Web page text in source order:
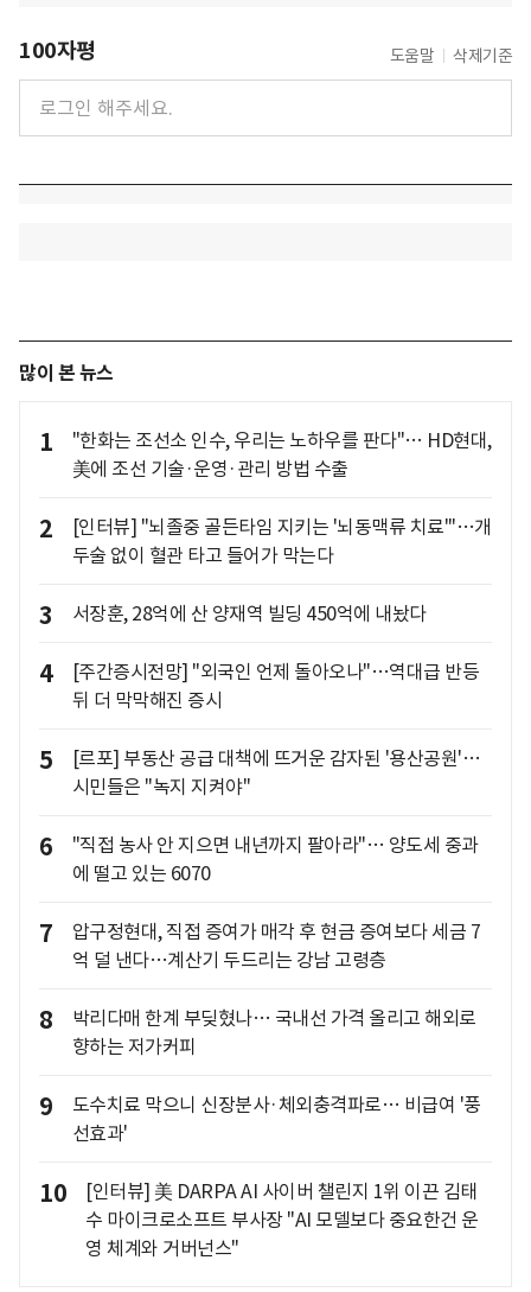
100자평 도움말 삭제기준
많이 본 뉴스
1
"한화는 조선소 인수, 우리는 노하우를 판다"… HD현대,
美에 조선 기술·운영·관리 방법 수출
2
[인터뷰] "뇌졸중 골든타임 지키는 '뇌동맥류 치료'"…개
두술 없이 혈관 타고 들어가 막는다
3 서장훈, 28억에 산 양재역 빌딩 450억에 내놨다
4
[주간증시전망] "외국인 언제 돌아오나"…역대급 반등
뒤 더 막막해진 증시
5
[르포] 부동산 공급 대책에 뜨거운 감자된 '용산공원'…
시민들은 "녹지 지켜야"
6
"직접 농사 안 지으면 내년까지 팔아라"… 양도세 중과
에 떨고 있는 6070
7
압구정현대, 직접 증여가 매각 후 현금 증여보다 세금 7
억 덜 낸다…계산기 두드리는 강남 고령층
8
박리다매 한계 부딪혔나… 국내선 가격 올리고 해외로
향하는 저가커피
9
도수치료 막으니 신장분사·체외충격파로… 비급여 '풍
선효과'
10
[인터뷰] 美 DARPA AI 사이버 챌린지 1위 이끈 김태
수 마이크로소프트 부사장 "AI 모델보다 중요한건 운
영 체계와 거버넌스"